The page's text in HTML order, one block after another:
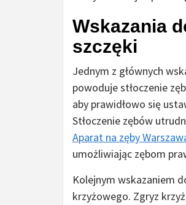
Wskazania
szczęki
Jednym z głównych
powoduje stłoczenie
aby prawidłowo się
Stłoczenie zębów
Aparat na zęby
umożliwiając zębom
Kolejnym wskazaniem
krzyżowego. Zgryz